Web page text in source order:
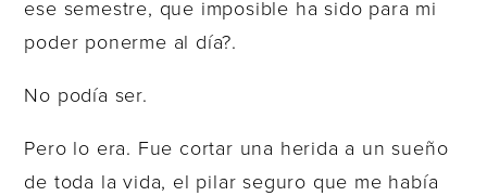
ese semestre, que imposible ha sido para mi
poder ponerme al día?.
No podía ser.
Pero lo era. Fue cortar una herida a un sueño
de toda la vida, el pilar seguro que me había